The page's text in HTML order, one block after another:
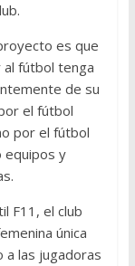
es que
al fútbol tenga
de su
el fútbol
por el fútbol
equipos y
F11, el club
única
a las jugadoras